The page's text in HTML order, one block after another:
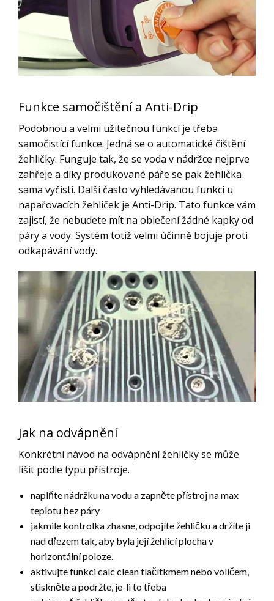
Funkce samočištění a Anti-Drip
Podobnou a velmi užitečnou funkcí je třeba
samočistící funkce. Jedná se o automatické čištění
žehličky. Funguje tak, že se voda v nádržce nejprve
zahřeje a díky produkované páře se pak žehlička
sama vyčistí. Další často vyhledávanou funkcí u
napařovacích žehliček je Anti-Drip. Tato funkce vám
zajistí, že nebudete mít na oblečení žádné kapky od
páry a vody. Systém totiž velmi účinně bojuje proti
odkapávání vody.
Jak na odvápnění
Konkrétní návod na odvápnění žehličky se může
lišit podle typu přístroje.
naplňte nádržku na vodu a zapněte přístroj na max
teplotu bez páry
jakmile kontrolka zhasne, odpojíte žehličku a držíte ji
nad dřezem tak, aby byla její žehlicí plocha v
horizontální poloze.
aktivujte funkci calc clean tlačítkmem nebo voličem,
stiskněte a podržte, je-li to třeba